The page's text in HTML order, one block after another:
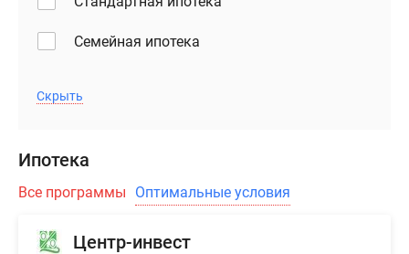
Семейная ипотека
Скрыть
Ипотека
Все программы Оптимальные условия
Центр-инвест